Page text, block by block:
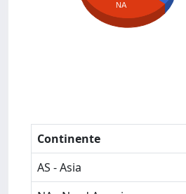
NA
Continente
AS - Asia